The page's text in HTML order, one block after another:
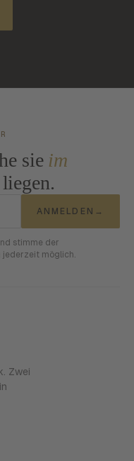
sie im
ANMELDEN →
stimme der
jederzeit möglich.
Zwei